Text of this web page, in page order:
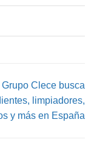
Grupo Clece busca
limpiadores,
y más en España